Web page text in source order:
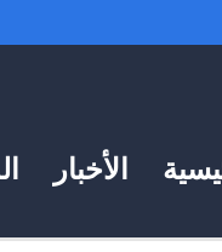
الأخبار